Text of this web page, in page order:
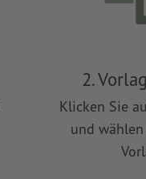
2.
Klicken Sie
und